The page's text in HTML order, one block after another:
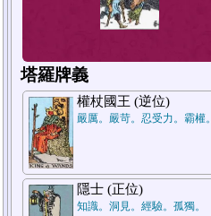
塔羅牌義
權杖國王 (逆位)
嚴厲。嚴苛。忍受力。霸權。
隱士 (正位)
知識。洞見。經驗。孤獨。